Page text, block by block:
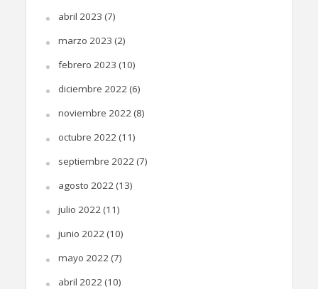
abril 2023 (7)
marzo 2023 (2)
febrero 2023 (10)
diciembre 2022 (6)
noviembre 2022 (8)
octubre 2022 (11)
septiembre 2022 (7)
agosto 2022 (13)
julio 2022 (11)
junio 2022 (10)
mayo 2022 (7)
abril 2022 (10)